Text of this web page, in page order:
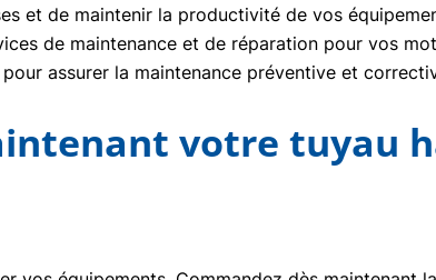
et de maintenir la productivité de vos
de maintenance et de réparation pour vos
assurer la maintenance préventive et
votre tuyau